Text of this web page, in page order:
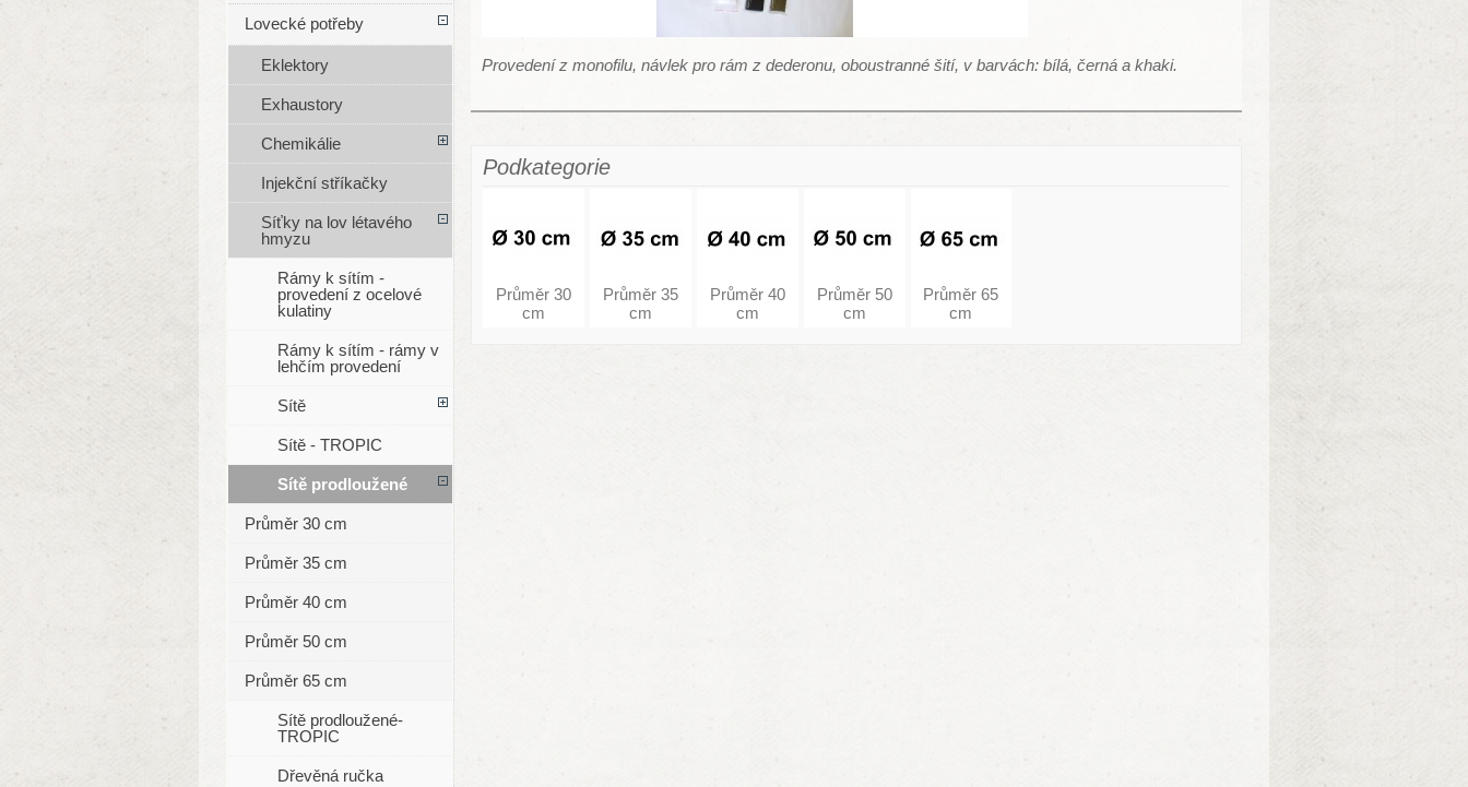
Provedení z monofilu, návlek pro rám z dederonu, oboustranné šití, v barvách: bílá, černá a khaki.
Podkategorie
Průměr 30
cm
Průměr 35
cm
Průměr 40
cm
Průměr 50
cm
Průměr 65
cm
Lovecké potřeby
Eklektory
Exhaustory
Chemikálie
Injekční stříkačky
Síťky na lov létavého
hmyzu
Rámy k sítím -
provedení z ocelové
kulatiny
Rámy k sítím - rámy v
lehčím provedení
Sítě
Sítě - TROPIC
Sítě prodloužené
Průměr 30 cm
Průměr 35 cm
Průměr 40 cm
Průměr 50 cm
Průměr 65 cm
Sítě prodloužené-
TROPIC
Dřevěná ručka